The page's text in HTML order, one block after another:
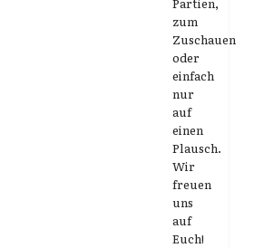
zum
Zuschauen
oder
einfach
nur
auf
einen
Plausch.
Wir
freuen
uns
auf
Euch!